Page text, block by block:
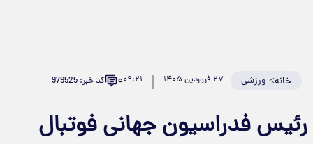
خانه>ورزشی ۲۷ فروردین ۱۴۰۵ ۰۹:۲۱۰ کد خبر: 979525
فدراسیون جهانی فوتبال